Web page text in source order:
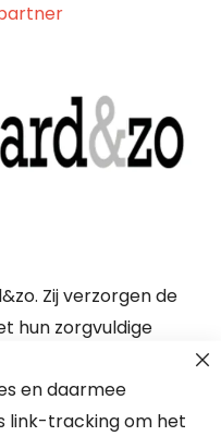
Zij verzorgen de
hun zorgvuldige
van warmte
en daarmee
link-tracking om het